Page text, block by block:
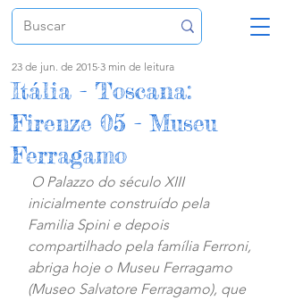
Itália - Toscana:
Firenze 05 - Museu
Ferragamo
23 de jun. de 2015 3 min de leitura
O Palazzo do século XIII
inicialmente construído pela
Familia Spini e depois
compartilhado pela família Ferroni,
abriga hoje o Museu Ferragamo
(Museo Salvatore Ferragamo), que